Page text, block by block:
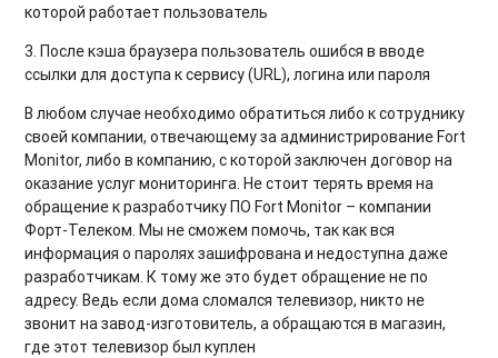
которой работает пользователь
3. После кэша браузера пользователь ошибся в вводе
ссылки для доступа к сервису (URL), логина или пароля
В любом случае необходимо обратиться либо к сотруднику
своей компании, отвечающему за администрирование Fort
Monitor, либо в компанию, с которой заключен договор на
оказание услуг мониторинга. Не стоит терять время на
обращение к разработчику ПО Fort Monitor – компании
Форт-Телеком. Мы не сможем помочь, так как вся
информация о паролях зашифрована и недоступна даже
разработчикам. К тому же это будет обращение не по
адресу. Ведь если дома сломался телевизор, никто не
звонит на завод-изготовитель, а обращаются в магазин,
где этот телевизор был куплен